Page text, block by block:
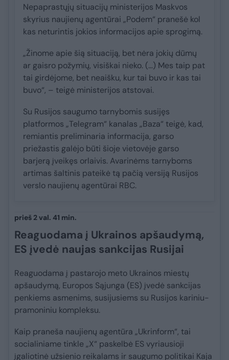
Nepaprastųjų situacijų ministerijos Maskvos
skyrius naujienų agentūrai „Podem“ pranešė kol
kas neturintis jokios informacijos apie sprogimą.
„Žinome apie šią situaciją, bet nėra jokių dūmų
ar gaisro požymių, visiškai nieko. (…) Mes taip pat
tai girdėjome, bet neaišku, kur tai buvo ir kas tai
buvo“, – teigė ministerijos atstovai.
Su Rusijos saugumo tarnybomis susijęs
platformos „Telegram“ kanalas „Baza“ teigė, kad,
remiantis preliminaria informacija, garso
priežastis galėjo būti šioje vietovėje garso
barjerą įveikęs orlaivis. Avarinėms tarnyboms
artimas šaltinis pateikė tą pačią versiją Rusijos
verslo naujienų agentūrai RBC.
prieš 2 val. 41 min.
Reaguodama į Ukrainos apšaudymą,
ES įvedė naujas sankcijas Rusijai
Reaguodama į pastarojo meto Ukrainos miestų
apšaudymą, Europos Sąjunga (ES) įvedė sankcijas
penkiems asmenims, susijusiems su Rusijos kariniu-
pramoniniu kompleksu.
Kaip praneša naujienų agentūra „Ukrinform“, tai
socialiniame tinkle „X“ paskelbė ES vyriausioji
įgaliotinė užsienio reikalams ir saugumo politikai Kaja